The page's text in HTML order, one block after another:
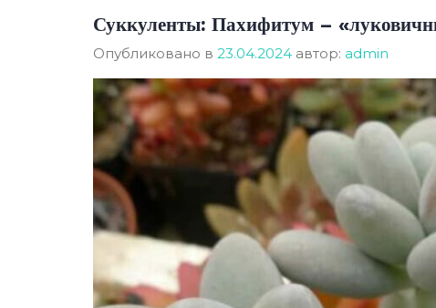
Суккуленты: Пахифитум –
Опубликовано в 23.04.2024 автор: admin